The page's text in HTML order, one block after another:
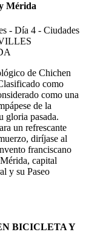
Mérida
de Chichen
como
como una
de la
gloria pasada.
un refrescante
diríjase al
franciscano
capital
y su Paseo
BICICLETA Y